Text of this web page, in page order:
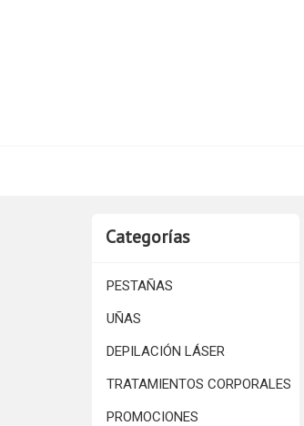
Categorías
PESTAÑAS
UÑAS
DEPILACIÓN LÁSER
TRATAMIENTOS CORPORALES
PROMOCIONES